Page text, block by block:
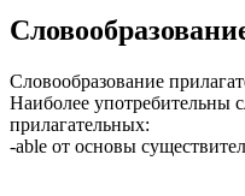
Словообразование
Наиболее употребительны
прилагательных:
-able от основы